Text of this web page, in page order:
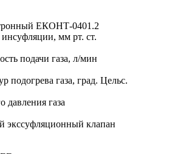
ЕКОНТ-0401.2
мм рт. ст.
подачи газа, л/мин
подогрева газа, град. Цельс.
давления газа
экссуфляционный клапан